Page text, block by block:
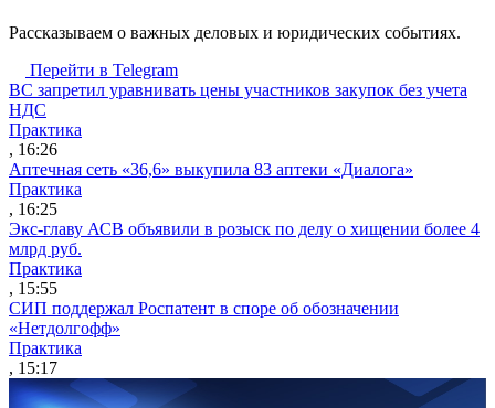
Рассказываем о важных деловых и юридических событиях.
Перейти в Telegram
ВС запретил уравнивать цены участников закупок без учета
НДС
Практика
, 16:26
Аптечная сеть «36,6» выкупила 83 аптеки «Диалога»
Практика
, 16:25
Экс-главу АСВ объявили в розыск по делу о хищении более 4
млрд руб.
Практика
, 15:55
СИП поддержал Роспатент в споре об обозначении
«Нетдолгофф»
Практика
, 15:17